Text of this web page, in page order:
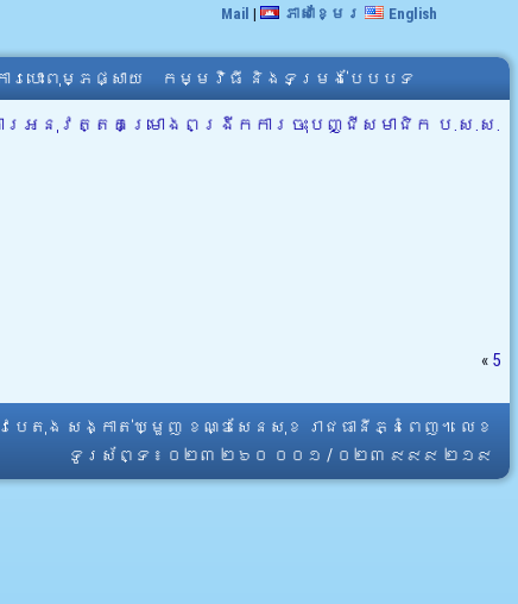
Mail | ភាសាខ្មែរ English
ារបោះពុម្ភផ្សាយ កម្មវិធី និងទម្រង់បែបបទ
អនុវត្តគម្រោងពង្រីកការចុះបញ្ជីសមាជិក ប.ស.ស.
« 5
បេតុង សង្កាត់ឃ្មួញ ខណ្ឌសែនសុខ រាជធានីភ្នំពេញ។ លេខ
ទូរស័ព្ទ ៖ ០២៣ ២៦០ ០០១ / ០២៣ ៩៩៩ ២១៩